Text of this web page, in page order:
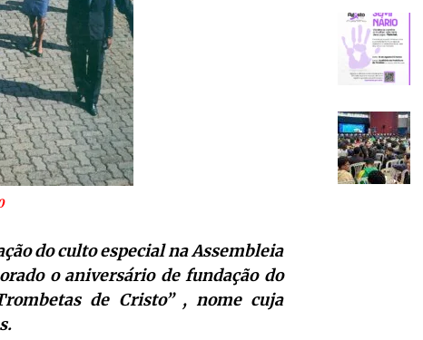
do culto especial na Assembleia
o aniversário de fundação do
de Cristo” , nome cuja